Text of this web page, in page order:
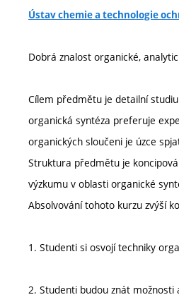
Ústav chemie a technologie
Dobrá znalost organické,
Cílem předmětu je detailní
organická syntéza preferuje
organických sloučeni je úzce
Struktura předmětu je
výzkumu v oblasti organické
Absolvování tohoto kurzu zvýší
1. Studenti si osvojí techniky
2. Studenti budou znát